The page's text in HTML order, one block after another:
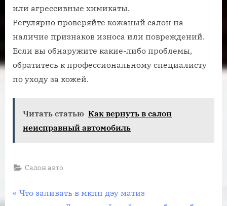
или агрессивные химикаты.
Регулярно проверяйте кожаный салон на
наличие признаков износа или повреждений.
Если вы обнаружите какие-либо проблемы,
обратитесь к профессиональному специалисту
по уходу за кожей.
Читать статью Как вернуть в салон
неисправный автомобиль
Салон авто
Навигация
П
Что заливать в мкпп дэу матиз